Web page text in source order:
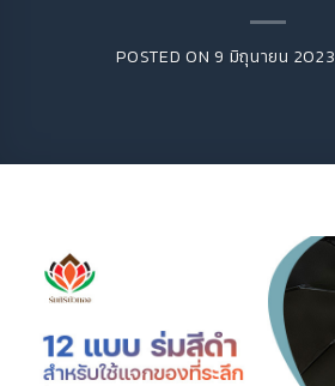
POSTED ON9 มิถุนายน 2023